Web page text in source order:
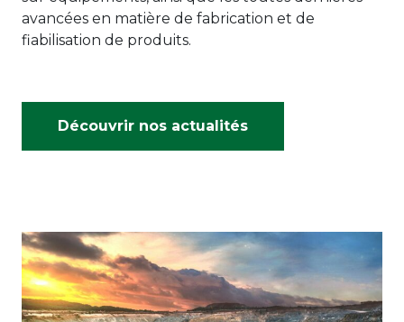
avancées en matière de fabrication et de
fiabilisation de produits.
Découvrir nos actualités